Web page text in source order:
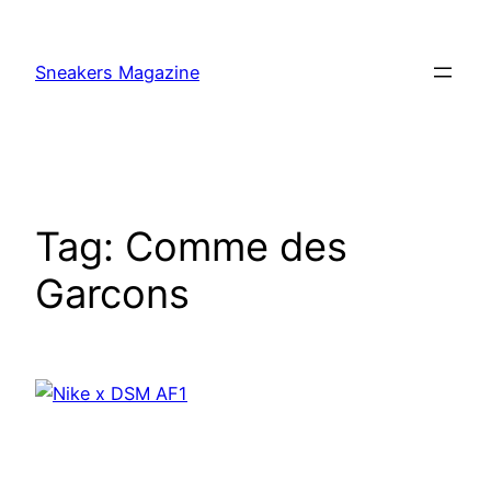
content
Sneakers Magazine
Tag: Comme des
Garcons